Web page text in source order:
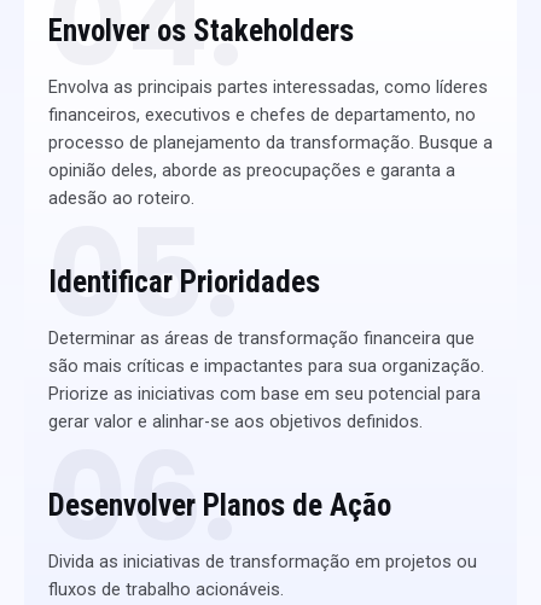
Envolver os Stakeholders
Envolva as principais partes interessadas, como líderes
financeiros, executivos e chefes de departamento, no
processo de planejamento da transformação. Busque a
opinião deles, aborde as preocupações e garanta a
adesão ao roteiro.
05.
Identificar Prioridades​
Determinar as áreas de transformação financeira que
são mais críticas e impactantes para sua organização.
Priorize as iniciativas com base em seu potencial para
gerar valor e alinhar-se aos objetivos definidos.
06.
Desenvolver Planos de Ação​
Divida as iniciativas de transformação em projetos ou
fluxos de trabalho acionáveis.